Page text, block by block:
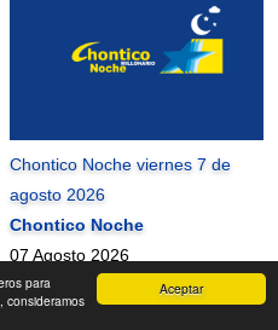
Aceptar
para
consideramos
Chontico Noche viernes 7 de
agosto 2026
Chontico Noche
07 Agosto 2026
2010-2026 ©